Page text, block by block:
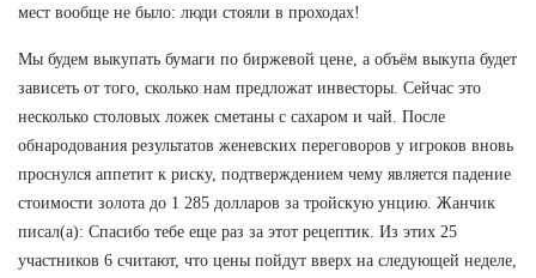
мест вообще не было: люди стояли в проходах!
Мы будем выкупать бумаги по биржевой цене, а объём выкупа будет
зависеть от того, сколько нам предложат инвесторы. Сейчас это
несколько столовых ложек сметаны с сахаром и чай. После
обнародования результатов женевских переговоров у игроков вновь
проснулся аппетит к риску, подтверждением чему является падение
стоимости золота до 1 285 долларов за тройскую унцию. Жанчик
писал(а): Спасибо тебе еще раз за этот рецептик. Из этих 25
участников 6 считают, что цены пойдут вверх на следующей неделе,